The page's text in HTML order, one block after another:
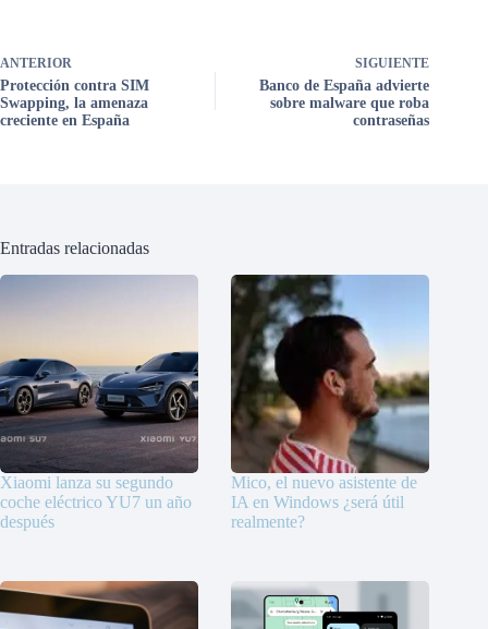
ANTERIOR
Protección contra SIM
Swapping, la amenaza
creciente en España
SIGUIENTE
Banco de España advierte
sobre malware que roba
contraseñas
Entradas relacionadas
Xiaomi lanza su segundo
coche eléctrico YU7 un año
después
Mico, el nuevo asistente de
IA en Windows ¿será útil
realmente?